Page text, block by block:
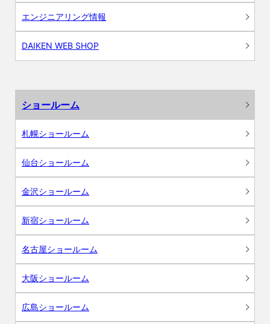
エンジニアリング情報
DAIKEN WEB SHOP
ショールーム
札幌ショールーム
仙台ショールーム
金沢ショールーム
新宿ショールーム
名古屋ショールーム
大阪ショールーム
広島ショールーム